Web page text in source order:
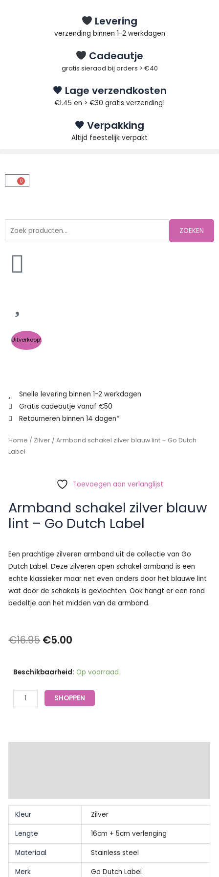
Levering
verzending binnen 1-2 werkdagen
Cadeautje
gratis sieraad bij orders > €40
🖤 Lage verzendkosten
€1.45 en > €30 gratis verzending!
🖤 Verpakking
Altijd feestelijk verpakt
0
Winkelwagen
ZOEKEN
Uitverkoop!
Snelle levering binnen 1-2 werkdagen
Gratis cadeautje vanaf €50
Retourneren binnen 14 dagen*
Home / Zilver / Armband schakel zilver blauw lint – Go Dutch
Label
Toevoegen aan verlanglijst
Armband schakel zilver blauw
lint – Go Dutch Label
Een prachtige zilveren armband uit de collectie van Go
Dutch Label. Deze zilveren open schakel armband is een
echte klassieker maar net even anders door het blauwe lint
wat door de schakels is gevlochten. Ook hangt er een rond
bedeltje aan het midden van de armband.
€16.95Oorspronkelijke
was:
€16.95.
€5.00
is:
€5.00.
Beschikbaarheid: Op voorraad
Armband
zilver
blauw
Go
SHOPPEN
Kleur Zilver
Lengte 16cm + 5cm verlenging
Materiaal Stainless steel
Merk Go Dutch Label